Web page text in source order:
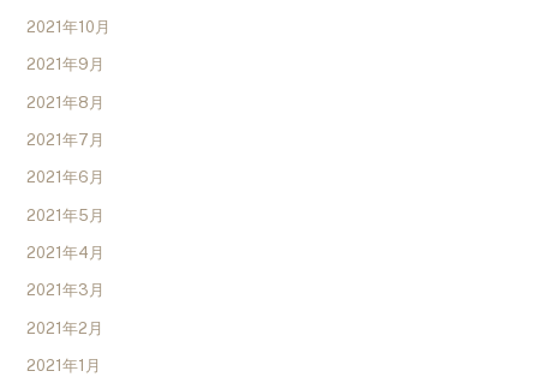
2021年10月
2021年9月
2021年8月
2021年7月
2021年6月
2021年5月
2021年4月
2021年3月
2021年2月
2021年1月